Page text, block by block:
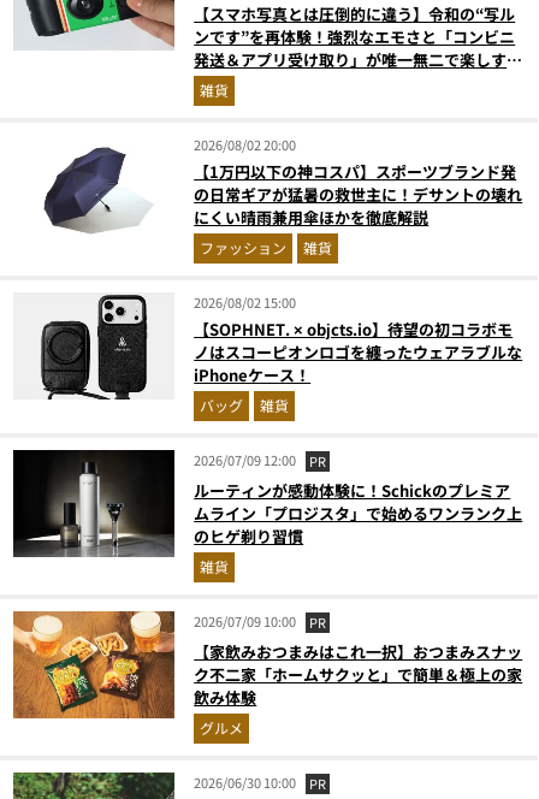
【スマホ写真とは圧倒的に違う】令和の“写ル
ンです”を再体験！強烈なエモさと「コンビニ
発送＆アプリ受け取り」が唯一無二で楽しすぎ
た雑貨
2026/08/02 20:00
【1万円以下の神コスパ】スポーツブランド発
の日常ギアが猛暑の救世主に！デサントの壊れ
にくい晴雨兼用傘ほかを徹底解説
ファッション 雑貨
2026/08/02 15:00
【SOPHNET. × objcts.io】待望の初コラボモ
ノはスコーピオンロゴを纏ったウェアラブルな
iPhoneケース！
バッグ 雑貨
2026/07/09 12:00 PR
ルーティンが感動体験に！Schickのプレミア
ムライン「プロジスタ」で始めるワンランク上
のヒゲ剃り習慣
雑貨
2026/07/09 10:00 PR
【家飲みおつまみはこれ一択】おつまみスナッ
ク不二家「ホームサクッと」で簡単＆極上の家
飲み体験
グルメ
2026/06/30 10:00 PR